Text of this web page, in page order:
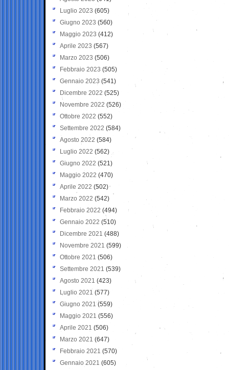
Luglio 2023 (605)
Giugno 2023 (560)
Maggio 2023 (412)
Aprile 2023 (567)
Marzo 2023 (506)
Febbraio 2023 (505)
Gennaio 2023 (541)
Dicembre 2022 (525)
Novembre 2022 (526)
Ottobre 2022 (552)
Settembre 2022 (584)
Agosto 2022 (584)
Luglio 2022 (562)
Giugno 2022 (521)
Maggio 2022 (470)
Aprile 2022 (502)
Marzo 2022 (542)
Febbraio 2022 (494)
Gennaio 2022 (510)
Dicembre 2021 (488)
Novembre 2021 (599)
Ottobre 2021 (506)
Settembre 2021 (539)
Agosto 2021 (423)
Luglio 2021 (577)
Giugno 2021(559)
Maggio 2021 (556)
Aprile 2021 (506)
Marzo 2021 (647)
Febbraio 2021 (570)
Gennaio 2021 (605)